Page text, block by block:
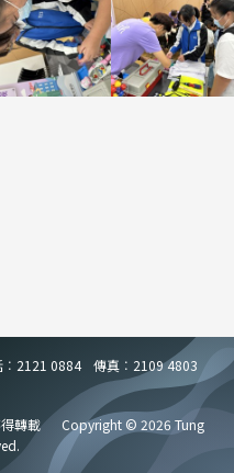
︰2121 0884
傳真︰2109 4803
轉載
Copyright © 2026 Tung